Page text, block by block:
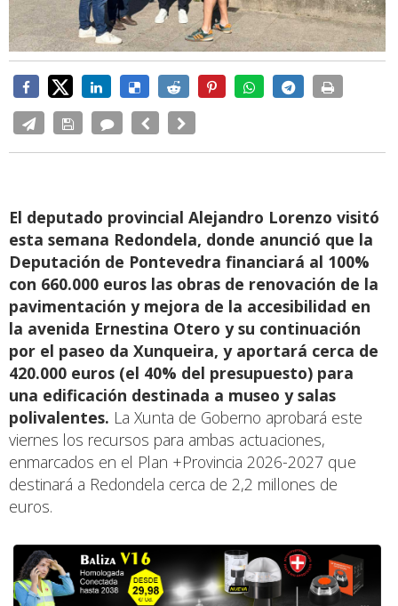
El deputado provincial Alejandro Lorenzo visitó
esta semana Redondela, donde anunció que la
Deputación de Pontevedra financiará al 100%
con 660.000 euros las obras de renovación de la
pavimentación y mejora de la accesibilidad en
la avenida Ernestina Otero y su continuación
por el paseo da Xunqueira, y aportará cerca de
420.000 euros (el 40% del presupuesto) para
una edificación destinada a museo y salas
polivalentes. La Xunta de Goberno aprobará este
viernes los recursos para ambas actuaciones,
enmarcados en el Plan +Provincia 2026-2027 que
destinará a Redondela cerca de 2,2 millones de
euros.